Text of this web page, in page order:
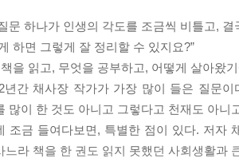
만 살아도 되겠다고 생각한 건 바로 그때
관통하는 나의 삶 전체를 통틀어 가장 행복
자연 속에 너무도 좋은 사람들과 이렇게
선명하게 알 수 있었다. 그러니 더 살아간
의 생각은 옳았다. 그때 이후로 단 한 번도
문 하나가 인생의 각도를 조금씩 비틀고,
하면 그렇게 잘 정리할 수 있지요?”
책을 읽고, 무엇을 공부하고, 어떻게 살아왔
년간 채사장 작가가 가장 많이 들은 질문
많이 한 것도 아니고 그렇다고 천재도 아
조금 들여다보면, 특별한 점이 있다. 저자
느라 책을 한 권도 읽지 못했던 사회생활과